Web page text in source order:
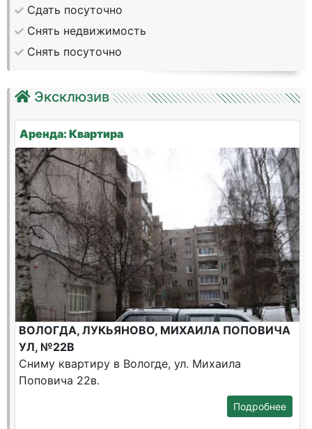
Сдать посуточно
Снять недвижимость
Снять посуточно
Эксклюзив
Аренда: Квартира
ВОЛОГДА, ЛУКЬЯНОВО, МИХАИЛА ПОПОВИЧА
УЛ, №22В
Сниму квартиру в Вологде, ул. Михаила
Поповича 22в.
Подробнее